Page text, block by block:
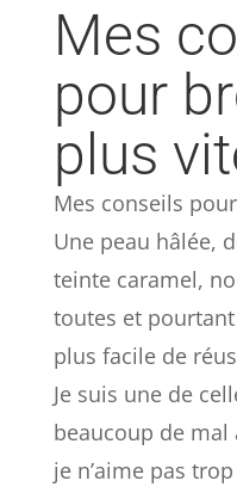
Mes
pour
plus
Mes conseils
Une peau hâlée,
teinte caramel,
toutes et pourtant
plus facile de
Je suis une de
beaucoup de
je n’aime pas